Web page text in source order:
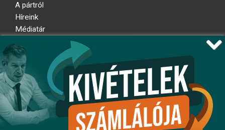
A pártról
Híreink
Médiatár
Adatkezelési nyilatkozat
Átláthatósági nyilatkozat
Ugrás az oldal tetejére
Kövessen minket!